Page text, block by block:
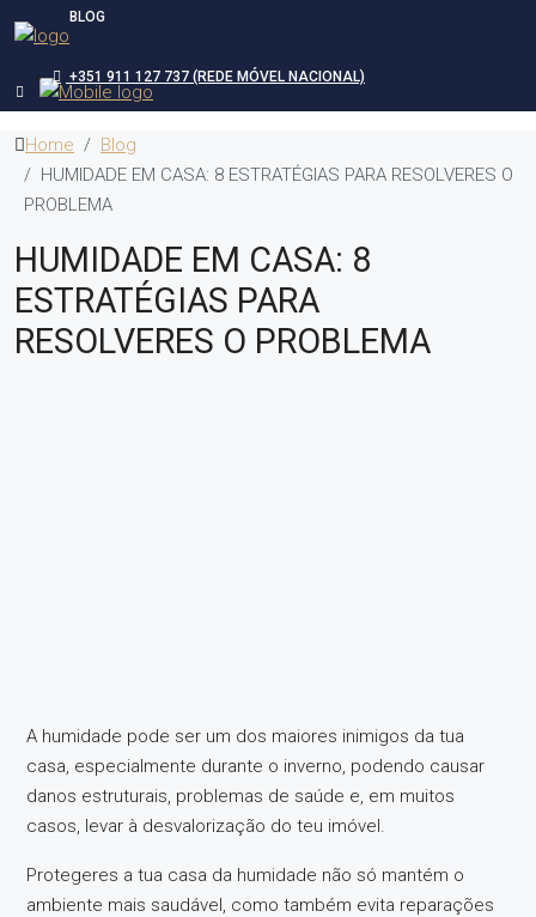
BLOG
+351 911 127 737 (REDE MÓVEL NACIONAL)
Home
Blog
HUMIDADE EM CASA: 8 ESTRATÉGIAS PARA RESOLVERES O
PROBLEMA
HUMIDADE EM CASA: 8
ESTRATÉGIAS PARA
RESOLVERES O PROBLEMA
A humidade pode ser um dos maiores inimigos da tua
casa, especialmente durante o inverno, podendo causar
danos estruturais, problemas de saúde e, em muitos
casos, levar à desvalorização do teu imóvel.
Protegeres a tua casa da humidade não só mantém o
ambiente mais saudável, como também evita reparações